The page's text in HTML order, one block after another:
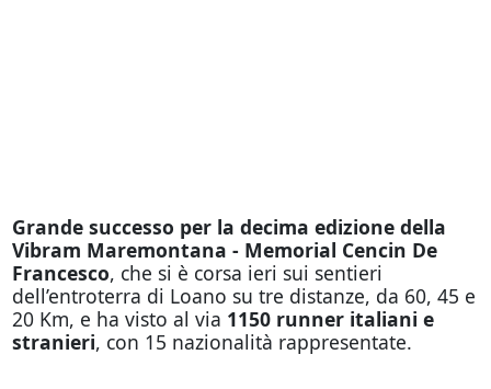
Grande successo per la decima edizione della
Vibram Maremontana - Memorial Cencin De
Francesco, che si è corsa ieri sui sentieri
dell’entroterra di Loano su tre distanze, da 60, 45 e
20 Km, e ha visto al via 1150 runner italiani e
stranieri, con 15 nazionalità rappresentate.